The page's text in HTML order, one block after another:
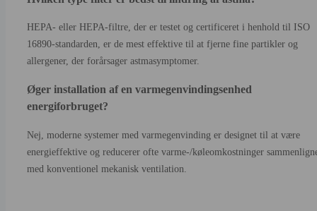
HEPA- eller HEPA-filtre, der er testet og certificeret i henhold til ISO
16890-standarden, er de mest effektive til at fjerne fine partikler og
allergener, der forårsager astmasymptomer.
Øger installation af en varmegenvindingsenhed
energiforbruget?
Nej, moderne systemer med varmegenvinding er designet til at være
energieffektive og reducerer ofte varme-/køleomkostninger
med konventionel mekanisk ventilation.